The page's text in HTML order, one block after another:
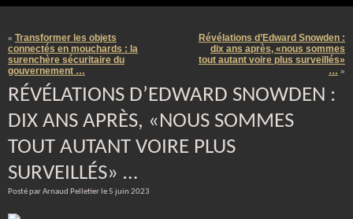
« Transformer les objets
connectés en mouchards : la
surenchère sécuritaire du
gouvernement …
Révélations d’Edward Snowden :
dix ans après, «nous sommes
tout autant voire plus surveillés»
… »
RÉVÉLATIONS D’EDWARD SNOWDEN :
DIX ANS APRÈS, «NOUS SOMMES
TOUT AUTANT VOIRE PLUS
SURVEILLÉS» …
Posté par Arnaud Pelletier le 5 juin 2023